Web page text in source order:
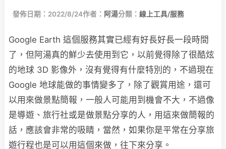
發佈日期：2022/8/24作者： 阿湯分類： 線上工具/服務
Google Earth 這個服務其實已經有好長好長一段時間
了，但阿湯真的鮮少去使用到它，以前覺得除了很酷炫
的地球 3D 影像外，沒有覺得有什麼特別的，不過現在
Google 地球能做的事情變多了，除了觀賞用途，還可
以用來做景點簡報，一般人可能用到機會不大，不過像
是導遊、旅行社或是做景點分享的人，用這來做簡報的
話，應該會非常的吸睛，當然，如果你是平常在分享旅
遊行程也是可以用這個來做，往下來分享。